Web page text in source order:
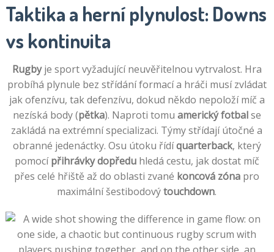
Taktika a herní plynulost: Downs
vs kontinuita
Rugbyje sport vyžadující neuvěřitelnou vytrvalost. Hra
probíhá plynule bez střídání formací a hráči musí zvládat
jak ofenzívu, tak defenzívu, dokud někdo nepoloží míč a
nezíská body (pětka). Naproti tomu americký fotbalse
zakládá na extrémní specializaci. Týmy střídají útočné a
obranné jedenáctky. Osu útoku řídíquarterback, který
pomocípřihrávky dopředuhledá cestu, jak dostat míč
přes celé hřiště až do oblasti zvané koncová zóna pro
maximální šestibodovýtouchdown.